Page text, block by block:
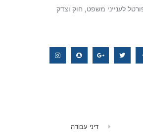
לענייני משפט, חוק וצדק
דיני עבודה